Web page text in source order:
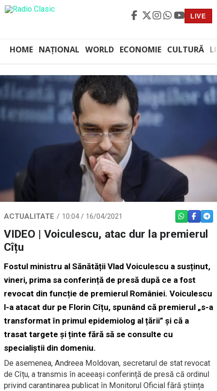
LIVE
HOME NAȚIONAL WORLD ECONOMIE CULTURĂ
ACTUALITATE 10:04 / 16/04/2021 WHATSAPP
VIDEO | Voiculescu, atac dur la premierul
Cîțu
Fostul ministru al Sănătății Vlad Voiculescu a susținut,
vineri, prima sa conferință de presă după ce a fost
revocat din funcție de premierul României. Voiculescu
l-a atacat dur pe Florin Cîțu, spunând că premierul „s-a
transformat în primul epidemiolog al țării” și că a
trasat targete și ținte fără să se consulte cu
specialiștii din domeniu.
De asemenea, Andreea Moldovan, secretarul de stat revocat
de Cîțu, a transmis în aceeași conferință de presă că ordinul
privind carantinarea publicat în Monitorul Oficial fără știința